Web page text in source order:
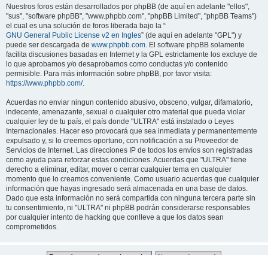
Nuestros foros están desarrollados por phpBB (de aquí en adelante "ellos",
"sus", "software phpBB", "www.phpbb.com", "phpBB Limited", "phpBB Teams")
el cual es una solución de foros liberada bajo la “
GNU General Public License v2 en Ingles” (de aquí en adelante "GPL") y
puede ser descargada de www.phpbb.com. El software phpBB solamente
facilita discusiones basadas en Internet y la GPL estrictamente los excluye de
lo que aprobamos y/o desaprobamos como conductas y/o contenido
permisible. Para más información sobre phpBB, por favor visita:
https://www.phpbb.com/.
Acuerdas no enviar ningun contenido abusivo, obsceno, vulgar, difamatorio,
indecente, amenazante, sexual o cualquier otro material que pueda violar
cualquier ley de tu país, el país donde "ULTRA" está instalado o Leyes
Internacionales. Hacer eso provocará que sea inmediata y permanentemente
expulsado y, si lo creemos oportuno, con notificación a su Proveedor de
Servicios de Internet. Las direcciones IP de todos los envíos son registradas
como ayuda para reforzar estas condiciones. Acuerdas que "ULTRA" tiene
derecho a eliminar, editar, mover o cerrar cualquier tema en cualquier
momento que lo creamos conveniente. Como usuario acuerdas que cualquier
información que hayas ingresado será almacenada en una base de datos.
Dado que esta información no será compartida con ninguna tercera parte sin
tu consentimiento, ni "ULTRA" ni phpBB podrán considerarse responsables
por cualquier intento de hacking que conlleve a que los datos sean
comprometidos.